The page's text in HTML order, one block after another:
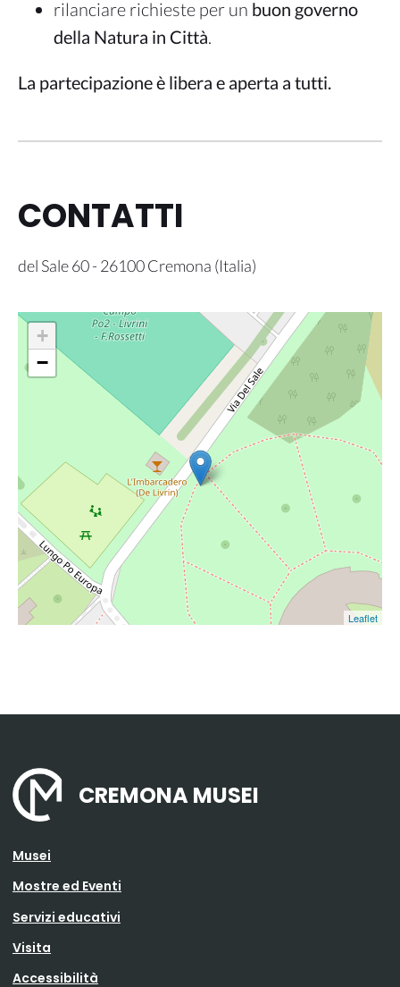
rilanciare richieste per un buon governo
della Natura in Città
La partecipazione è libera e aperta a tutti.
CONTATTI
del Sale 60- 26100Cremona (Italia)
+
−
Leaflet
CREMONA MUSEI
Musei
Mostre ed Eventi
Servizi educativi
Visita
Accessibilità